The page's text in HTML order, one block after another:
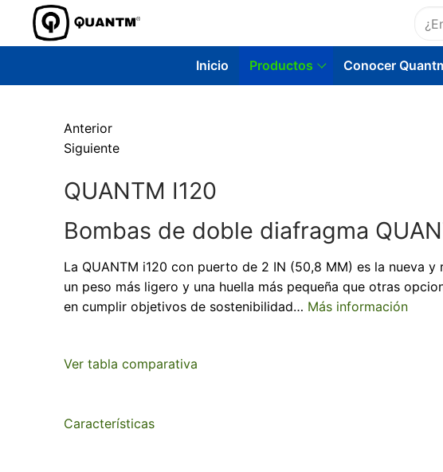
contenido
Inicio Productos Conocer
Anterior
Siguiente
QUANTM I120
Bombas de doble diafragma
La QUANTM i120 con puerto de 2 IN (50,8 MM) es la nueva
un peso más ligero y una huella más pequeña que otras
en cumplir objetivos de sostenibilidad… Más información
Ver tabla comparativa
Características